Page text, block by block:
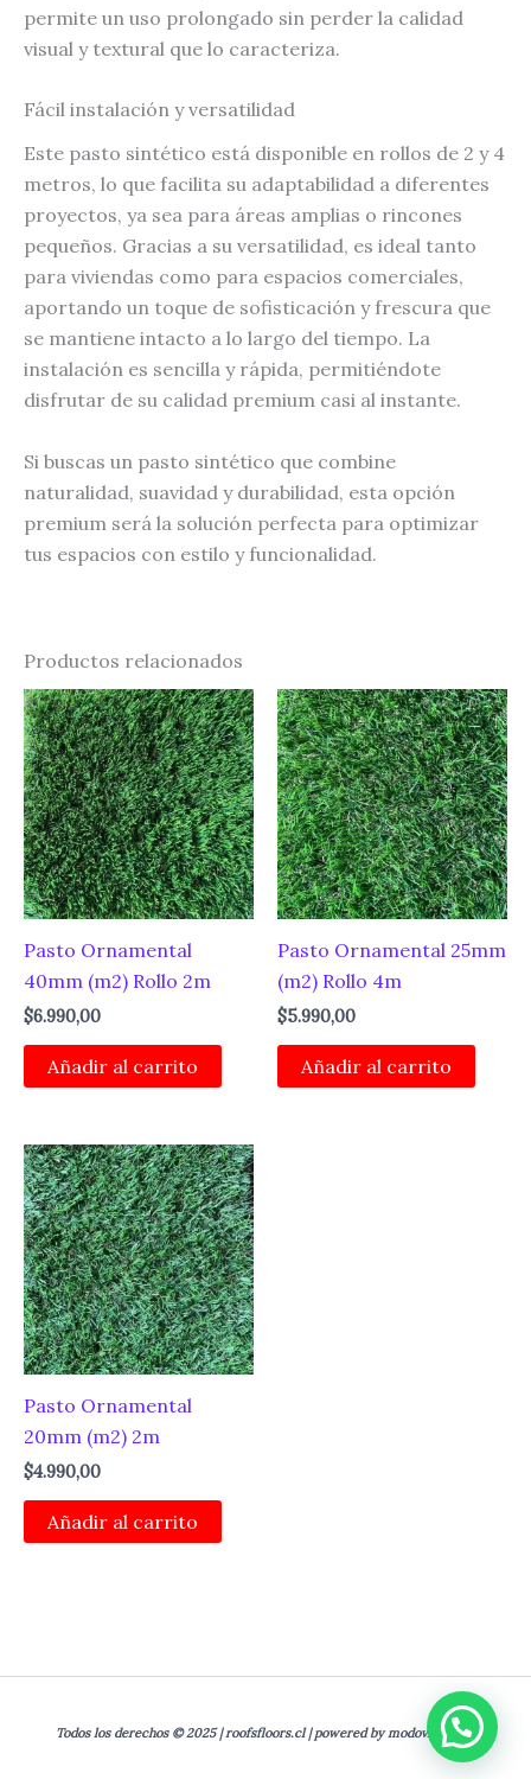
permite un uso prolongado sin perder la calidad
visual y textural que lo caracteriza.
Fácil instalación y versatilidad
Este pasto sintético está disponible en rollos de 2 y 4
metros, lo que facilita su adaptabilidad a diferentes
proyectos, ya sea para áreas amplias o rincones
pequeños. Gracias a su versatilidad, es ideal tanto
para viviendas como para espacios comerciales,
aportando un toque de sofisticación y frescura que
se mantiene intacto a lo largo del tiempo. La
instalación es sencilla y rápida, permitiéndote
disfrutar de su calidad premium casi al instante.
Si buscas un pasto sintético que combine
naturalidad, suavidad y durabilidad, esta opción
premium será la solución perfecta para optimizar
tus espacios con estilo y funcionalidad.
Productos relacionados
Pasto Ornamental
40mm (m2) Rollo 2m
$6.990,00
Añadir al carrito
Pasto Ornamental 25mm
(m2) Rollo 4m
$5.990,00
Añadir al carrito
Pasto Ornamental
20mm (m2) 2m
$4.990,00
Añadir al carrito
Todos los derechos © 2025 | roofsfloors.cl | powered by modoviral.com